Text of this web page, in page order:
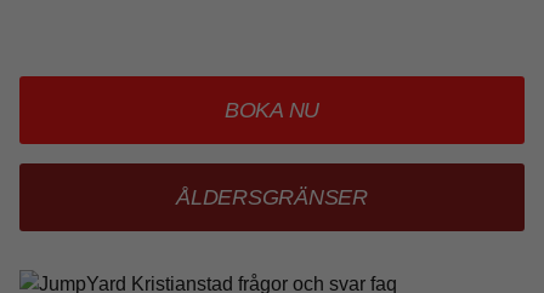
BOKA NU
ÅLDERSGRÄNSER